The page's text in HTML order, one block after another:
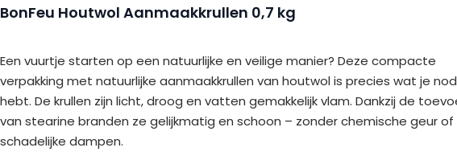
BonFeu Houtwol Aanmaakkrullen 0,7 kg
Een vuurtje starten op een natuurlijke en veilige manier? Deze compacte
verpakking met natuurlijke aanmaakkrullen van houtwol is precies wat je
hebt. De krullen zijn licht, droog en vatten gemakkelijk vlam. Dankzij de
van stearine branden ze gelijkmatig en schoon – zonder chemische geur of
schadelijke dampen.